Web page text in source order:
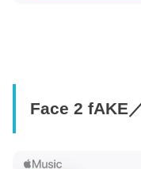
Face 2 fAKE